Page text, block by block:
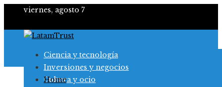
viernes, agosto 7
Ciencia y tecnología
Inversiones y negocios
Cultura y ocio
Home